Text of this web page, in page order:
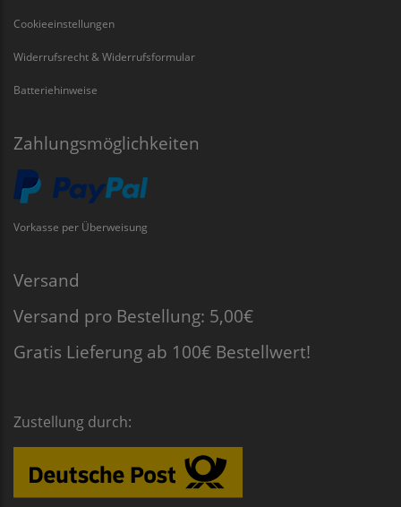
Cookieeinstellungen
Widerrufsrecht & Widerrufsformular
Batteriehinweise
Zahlungsmöglichkeiten
Vorkasse per Überweisung
Versand
Versand pro Bestellung: 5,00€
Gratis Lieferung ab 100€ Bestellwert!
Zustellung durch: